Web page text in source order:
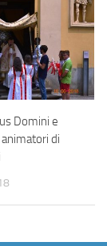
Domini e
di